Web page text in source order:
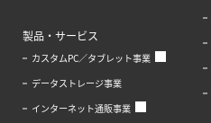
製品・サービス
カスタムPC／タブレット事業
データストレージ事業
インターネット通販事業